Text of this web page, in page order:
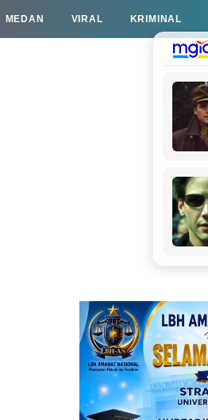
MEDAN VIRAL KRIMINAL